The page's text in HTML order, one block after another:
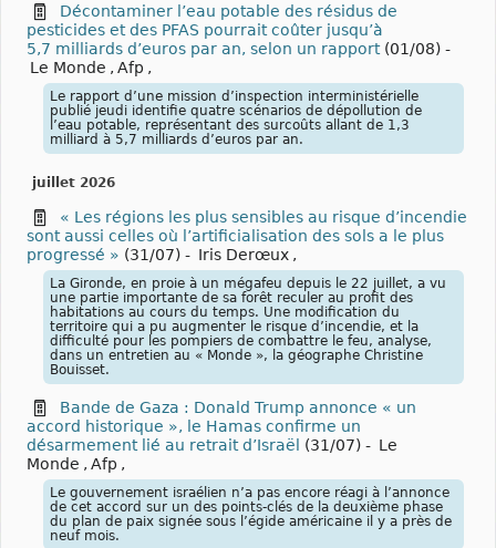
Décontaminer l’eau potable des résidus de
pesticides et des PFAS pourrait coûter jusqu’à
5,7 milliards d’euros par an, selon un rapport(01/08) -
Le Monde , Afp ,
Le rapport d’une mission d’inspection interministérielle
publié jeudi identifie quatre scénarios de dépollution de
l’eau potable, représentant des surcoûts allant de 1,3
milliard à 5,7 milliards d’euros par an.
juillet 2026
« Les régions les plus sensibles au risque d’incendie
sont aussi celles où l’artificialisation des sols a le plus
progressé » (31/07) - Iris Derœux ,
La Gironde, en proie à un mégafeu depuis le 22 juillet, a vu
une partie importante de sa forêt reculer au profit des
habitations au cours du temps. Une modification du
territoire qui a pu augmenter le risque d’incendie, et la
difficulté pour les pompiers de combattre le feu, analyse,
dans un entretien au « Monde », la géographe Christine
Bouisset.
Bande de Gaza : Donald Trump annonce « un
accord historique », le Hamas confirme un
désarmement lié au retrait d’Israël
(31/07) - Le
Monde , Afp ,
Le gouvernement israélien n’a pas encore réagi à l’annonce
de cet accord sur un des points-clés de la deuxième phase
du plan de paix signée sous l’égide américaine il y a près de
neuf mois.